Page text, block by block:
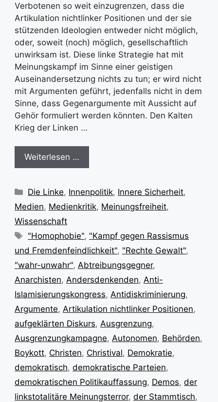
Verbotenen so weit einzugrenzen, dass die
Artikulation nichtlinker Positionen und der sie
stützenden Ideologien entweder nicht möglich,
oder, soweit (noch) möglich, gesellschaftlich
unwirksam ist. Diese linke Strategie hat mit
Meinungskampf im Sinne einer geistigen
Auseinandersetzung nichts zu tun; er wird nicht
mit Argumenten geführt, jedenfalls nicht in dem
Sinne, dass Gegenargumente mit Aussicht auf
Gehör formuliert werden könnten. Den Kalten
Krieg der Linken …
Weiterlesen …
Kategorien
Die Linke, Innenpolitik, Innere Sicherheit,
Medien, Medienkritik, Meinungsfreiheit,
Wissenschaft
Schlagwörter
"Homophobie", "Kampf gegen Rassismus
und Fremdenfeindlichkeit", "Rechte Gewalt",
"wahr-unwahr", Abtreibungsgegner,
Anarchisten, Andersdenkenden, Anti-
Islamisierungskongress, Antidiskriminierung,
Argumente, Artikulation nichtlinker Positionen,
aufgeklärten Diskurs, Ausgrenzung,
Ausgrenzungkampagne, Autonomen, Behörden,
Boykott, Christen, Christival, Demokratie,
demokratisch, demokratische Parteien,
demokratischen Politikauffassung, Demos, der
linkstotalitäre Meinungsterror, der Stammtisch,